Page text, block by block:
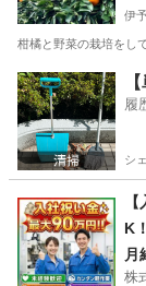
伊
柑橘と野菜の栽培をし
愛媛 伊予市
履
シ
K
🏠
月
株